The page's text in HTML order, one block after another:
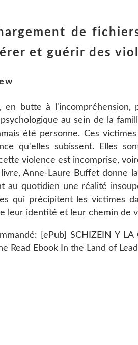
de
et guérir des
en butte à
au sein de la
été personne. Ces
qu'elles subissent. Elles
violence est incomprise,
Anne-Laure Buffet donne
au quotidien une réalité
qui précipitent les victimes
leur identité et leur chemin de
[ePub] SCHIZEIN Y
Read Ebook In the Land of